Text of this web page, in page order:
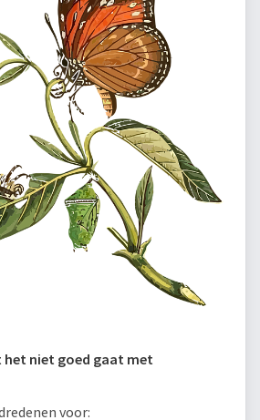
niet goed gaat met
voor: